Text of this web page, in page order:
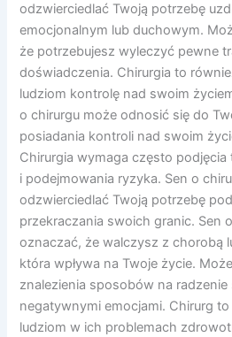
odzwierciedlać Twoją potrzebę
emocjonalnym lub duchowym.
że potrzebujesz wyleczyć pewne
doświadczenia. Chirurgia to
ludziom kontrolę nad swoim
o chirurgu może odnosić się do
posiadania kontroli nad swoim
Chirurgia wymaga często
i podejmowania ryzyka. Sen o
odzwierciedlać Twoją potrzebę
przekraczania swoich granic. Sen
oznaczać, że walczysz z chorobą
która wpływa na Twoje życie.
znalezienia sposobów na
negatywnymi emocjami. Chirurg
ludziom w ich problemach